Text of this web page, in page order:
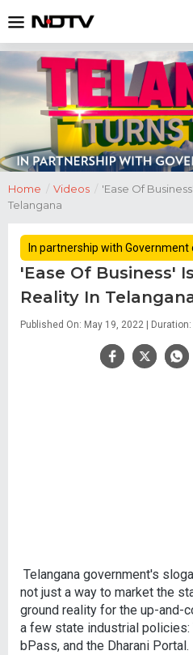
Home / Videos / 'Ease Of
Telangana
In partnership with
'Ease Of Business'
Reality In
Published On: May 19, 2022 | Duration:
Telangana government's
not just a way to market the
ground reality for the up-and-
a few state industrial policies:
bPass, and the Dharani Portal.